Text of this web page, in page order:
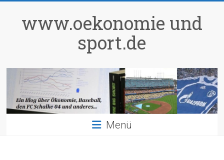
springenwww.oekonomie und
sport.de
Menü